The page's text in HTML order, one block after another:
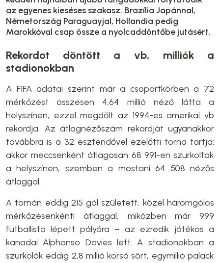
az egyenes kieséses szakasz. Brazília Japánnal,
Németország Paraguayjal, Hollandia pedig
Marokkóval csap össze a nyolcaddöntőbe jutásért.
Rekordot döntött a vb, milliók a
stadionokban
A FIFA adatai szerint már a csoportkörben a 72
mérkőzést összesen 4,64 millió néző látta a
helyszínen, ezzel megdőlt az 1994-es amerikai vb
rekordja. Az átlagnézőszám rekordját ugyanakkor
továbbra is a 32 esztendővel ezelőtti torna tartja:
akkor meccsenként átlagosan 68 991-en szurkoltak
a helyszínen, szemben a mostani 64 508 nézős
átlaggal.
A tornán eddig 215 gól született, közel háromgólos
mérkőzésenkénti átlaggal, miközben már 999
futballista lépett pályára – az ezredik játékos a
kanadai Alphonso Davies lett. A stadionokban a
szurkolók eddig 2,8 millió korsó sört, egymillió palack